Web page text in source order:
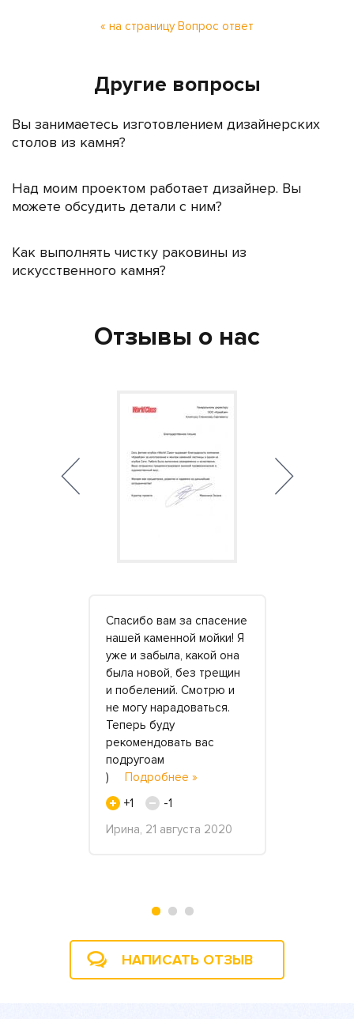
« на страницу Вопрос ответ
Другие вопросы
Вы занимаетесь изготовлением дизайнерских
столов из камня?
Над моим проектом работает дизайнер. Вы
можете обсудить детали с ним?
Как выполнять чистку раковины из
искусственного камня?
Отзывы о нас
Спасибо вам за спасение
нашей каменной мойки! Я
уже и забыла, какой она
была новой, без трещин
и побелений. Смотрю и
не могу нарадоваться.
Теперь буду
рекомендовать вас
подругоам
) Подробнее »
+1
-1
Ирина, 21 августа 2020
НАПИСАТЬ ОТЗЫВ